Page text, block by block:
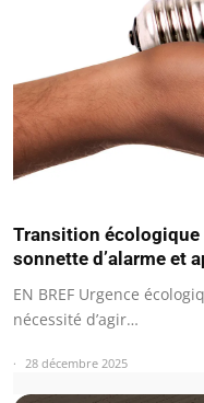
Transition écologique
sonnette d’alarme et
EN BREF Urgence
nécessité d’agir…
28 décembre 2025